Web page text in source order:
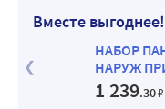
Вместе выгоднее!
НАБОР
НАРУЖ
скидкой
1 239.30₽